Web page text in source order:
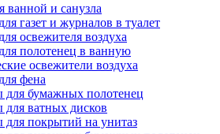
ванной и санузла
газет и журналов в туалет
освежителя воздуха
полотенец в ванную
освежители воздуха
фена
для бумажных полотенец
для ватных дисков
для покрытий на унитаз